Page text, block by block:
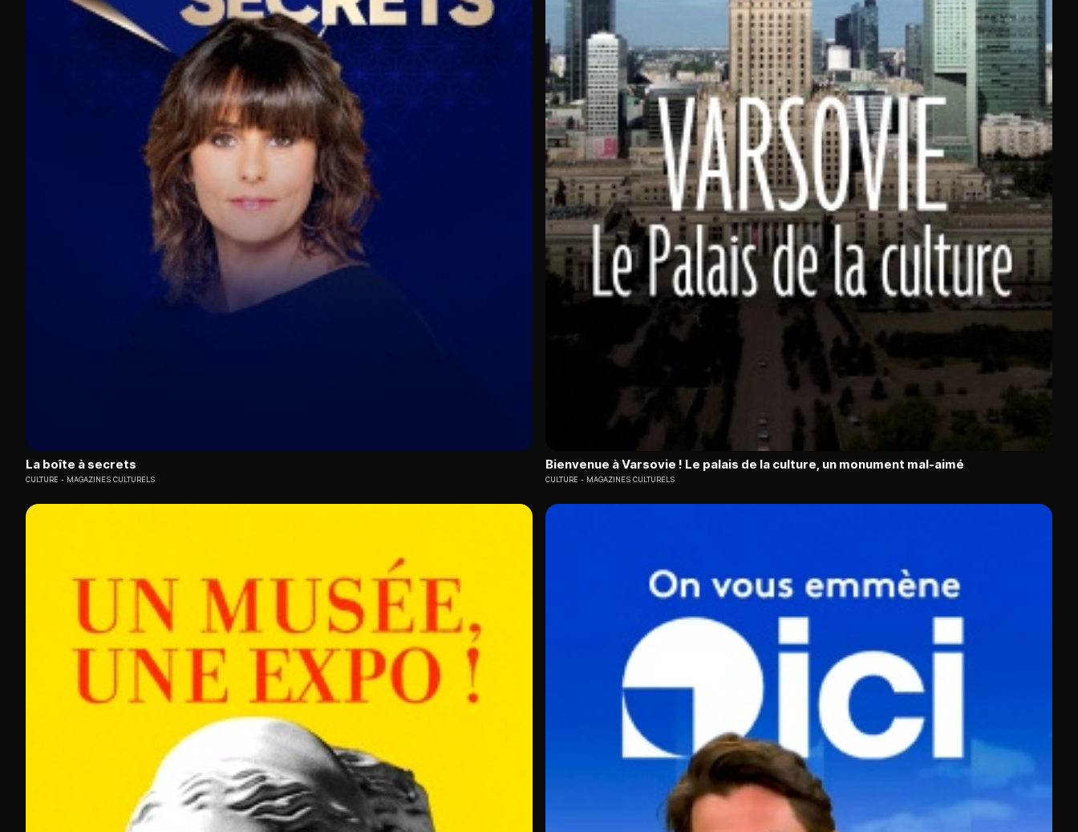
La boîte à secrets
CULTURE MAGAZINES CULTURELS
Bienvenue à Varsovie ! Le palais de la culture, un monument mal-aimé
CULTURE MAGAZINES CULTURELS